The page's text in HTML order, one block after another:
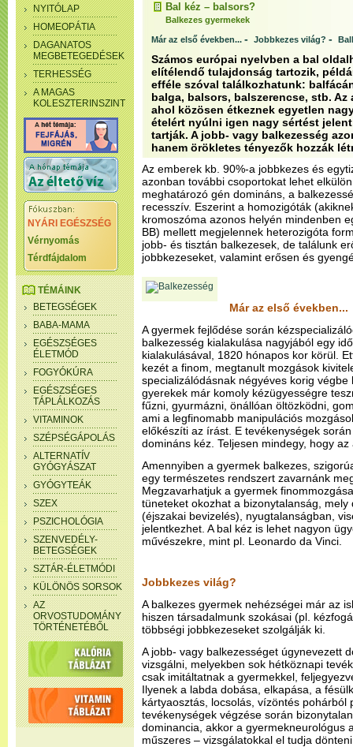
NYITÓLAP
HOMEOPÁTIA
DAGANATOS
MEGBETEGEDÉSEK
TERHESSÉG
A MAGAS
KOLESZTERINSZINT
NYÁRI EGÉSZSÉG
Vérnyomás
Térdfájdalom
TÉMÁINK
BETEGSÉGEK
BABA-MAMA
EGÉSZSÉGES
ÉLETMÓD
FOGYÓKÚRA
EGÉSZSÉGES
TÁPLÁLKOZÁS
VITAMINOK
SZÉPSÉGÁPOLÁS
ALTERNATÍV
GYÓGYÁSZAT
GYÓGYTEÁK
SZEX
PSZICHOLÓGIA
SZENVEDÉLY-
BETEGSÉGEK
SZTÁR-ÉLETMÓDI
KÜLÖNÖS SORSOK
AZ
ORVOSTUDOMÁNY
TÖRTÉNETÉBŐL
Bal kéz – balsors?
Balkezes gyermekek
Már az első években... - Jobbkezes világ? -
Számos európai nyelvben a bal
elítélendő tulajdonság tartozik,
efféle szóval találkozhatunk:
balga, balsors, balszerencse, stb.
ahol közösen étkeznek egyetlen
ételért nyúlni igen nagy sértést
tartják. A jobb- vagy balkezesség
hanem örökletes tényezők hozzák
Az emberek kb. 90%-a jobbkezes és
azonban további csoportokat lehet
meghatározó gén domináns, a
recesszív. Eszerint a homozigóták
kromoszóma azonos helyén mindenben
BB) mellett megjelennek heterozigóta
jobb- és tisztán balkezesek, de találunk
jobbkezeseket, valamint erősen és
Már az első években...
A gyermek fejlődése során
balkezesség kialakulása nagyjából egy
kialakulásával, 1820 hónapos kor körül.
kezét a finom, megtanult mozgások
specializálódásnak négyéves korig végbe
gyerekek már komoly kézügyességre
fűzni, gyurmázni, önállóan öltözködni,
ami a legfinomabb manipulációs
előkészíti az írást. E tevékenységek
domináns kéz. Teljesen mindegy, hogy
Amennyiben a gyermek balkezes,
egy természetes rendszert zavarnánk
Megzavarhatjuk a gyermek
tüneteket okozhat a bizonytalanság,
(éjszakai bevizelés), nyugtalanságban,
jelentkezhet. A bal kéz is lehet nagyon
művészekre, mint pl. Leonardo da Vinci.
Jobbkezes világ?
A balkezes gyermek nehézségei már az
hiszen társadalmunk szokásai (pl.
többségi jobbkezeseket szolgálják ki.
A jobb- vagy balkezességet úgynevezett
vizsgálni, melyekben sok hétköznapi
csak imitáltatnak a gyermekkel,
Ilyenek a labda dobása, elkapása, a
kártyaosztás, locsolás, vízöntés
tevékenységek végzése során
dominancia, akkor a gyermekneurológus
műszeres – vizsgálatokkal el tudja